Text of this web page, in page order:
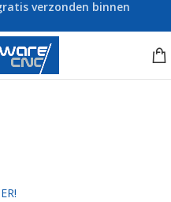
verzonden binnen